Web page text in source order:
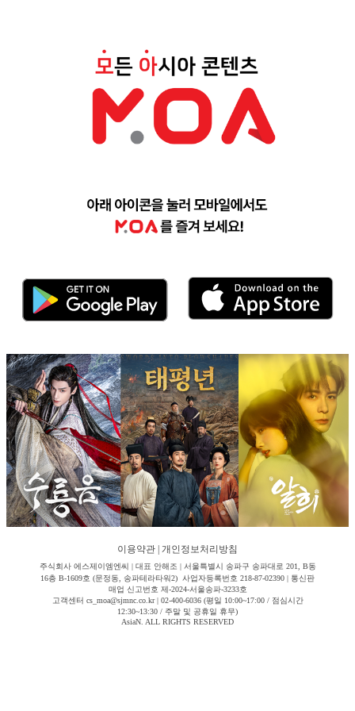
이용약관 개인정보처리방침
주식회사 에스제이엠엔씨 | 대표 안해조 | 서울특별시 송파구 송파대로 201, B동
16층 B-1609호 (문정동, 송파테라타워2) 사업자등록번호 218-87-02390 | 통신판
매업 신고번호 제-2024-서울송파-3233호
고객센터 cs_moa@sjmnc.co.kr | 02-400-6036 (평일 10:00~17:00 / 점심시간
12:30~13:30 / 주말 및 공휴일 휴무)
AsiaN. ALL RIGHTS RESERVED